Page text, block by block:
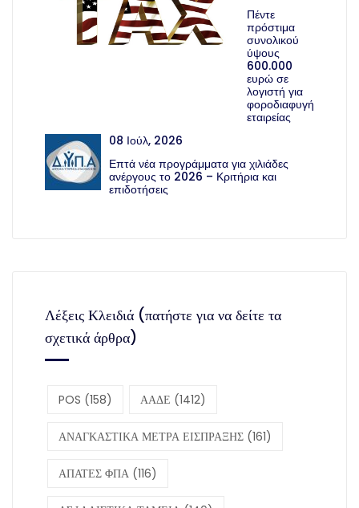
Πέντε
πρόστιμα
συνολικού
ύψους
600.000
ευρώ σε
λογιστή για
φοροδιαφυγή
εταιρείας
08 Ιούλ, 2026
Επτά νέα προγράμματα για χιλιάδες
ανέργους το 2026 – Κριτήρια και
επιδοτήσεις
Λέξεις Κλειδιά (πατήστε για να δείτε τα
σχετικά άρθρα)
POS (158) ΑΑΔΕ (1412)
ΑΝΑΓΚΑΣΤΙΚΑ ΜΕΤΡΑ ΕΙΣΠΡΑΞΗΣ (161)
ΑΠΑΤΕΣ ΦΠΑ (116)